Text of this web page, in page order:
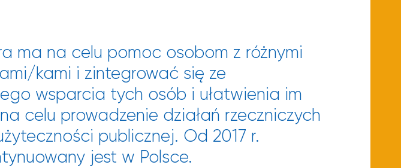
ma na celu pomoc osobom z różnymi
kami i zintegrować się ze
wsparcia tych osób i ułatwienia im
celu prowadzenie działań rzeczniczych
publicznej. Od 2017 r.
jest w Polsce.